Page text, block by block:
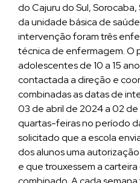
do Cajuru do Sul,
da unidade básica de
intervenção foram três
técnica de enfermagem. O
adolescentes de 10 a 15
contactada a direção e
combinadas as datas de
03 de abril de 2024 a 02
quartas-feiras no período
solicitado que a escola
dos alunos uma
e que trouxessem a